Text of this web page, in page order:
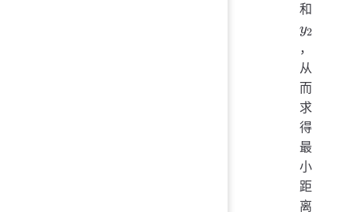
和
y2
，
从
而
求
得
最
小
距
离